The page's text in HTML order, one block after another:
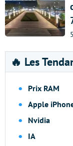
🔥 Les
Prix RAM
Apple
Nvidia
IA